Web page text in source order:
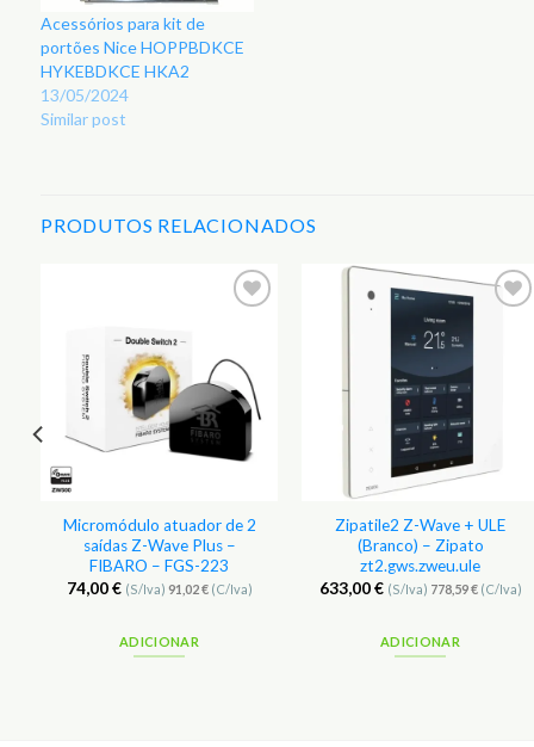
Acessórios para kit de
portões Nice HOPPBDKCE
HYKEBDKCE HKA2
13/05/2024
Similar post
PRODUTOS RELACIONADOS
Favoritos
Micromódulo atuador de 2
saídas Z-Wave Plus –
FIBARO – FGS-223
74,00€ (S/Iva) 91,02€(C/Iva)
ADICIONAR
Zipatile2 Z-Wave + ULE
(Branco) – Zipato
zt2.gws.zweu.ule
633,00€ (S/Iva) 778,59€(C/Iva)
ADICIONAR